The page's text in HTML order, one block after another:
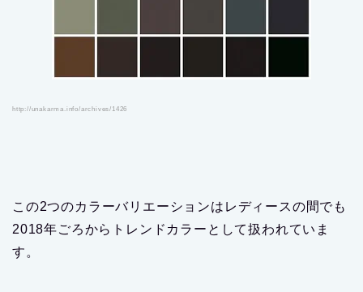
http://unakarma.info/archives/1426
この2つのカラーバリエーションはレディースの間でも
2018年ごろからトレンドカラーとして扱われていま
す。